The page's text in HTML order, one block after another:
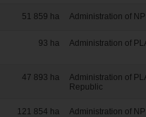
51 859 ha Administration of
93 ha Administration of
47 893 ha
Administration of
Republic
121 854 ha Administration of